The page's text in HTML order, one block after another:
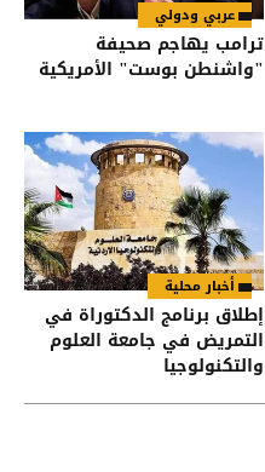
عربي ودولي
ترامب يهاجم صحيفة
"واشنطن بوست" الأمريكية
أخبار محلية
إطلاق برنامج الدكتوراة في
التمريض في جامعة العلوم
والتكنولوجيا